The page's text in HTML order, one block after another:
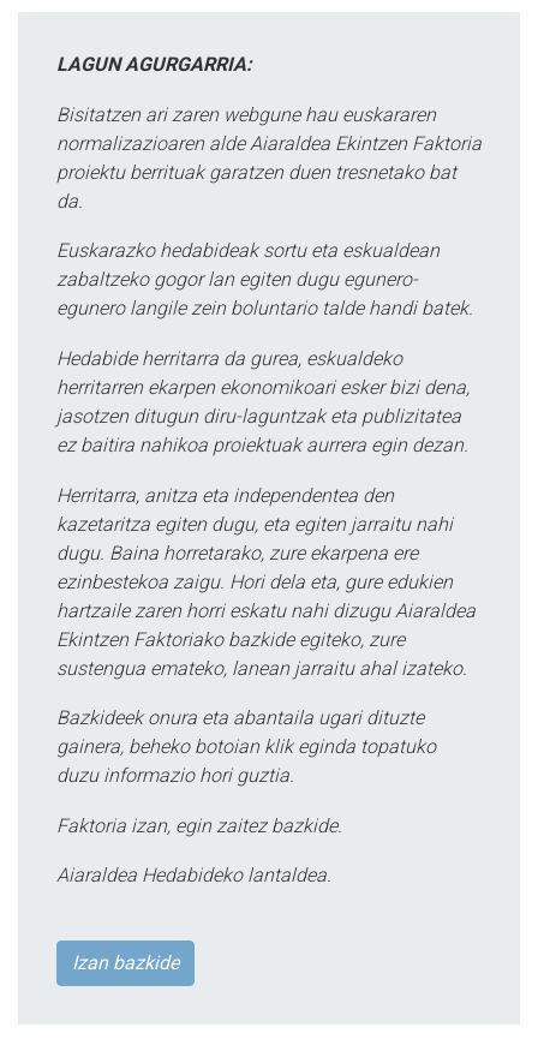
LAGUN AGURGARRIA:
Bisitatzen ari zaren webgune hau euskararen
normalizazioaren alde Aiaraldea Ekintzen Faktoria
proiektu berrituak garatzen duen tresnetako bat
da.
Euskarazko hedabideak sortu eta eskualdean
zabaltzeko gogor lan egiten dugu egunero-
egunero langile zein boluntario talde handi batek.
Hedabide herritarra da gurea, eskualdeko
herritarren ekarpen ekonomikoari esker bizi dena,
jasotzen ditugun diru-laguntzak eta publizitatea
ez baitira nahikoa proiektuak aurrera egin dezan.
Herritarra, anitza eta independentea den
kazetaritza egiten dugu, eta egiten jarraitu nahi
dugu. Baina horretarako, zure ekarpena ere
ezinbestekoa zaigu. Hori dela eta, gure edukien
hartzaile zaren horri eskatu nahi dizugu Aiaraldea
Ekintzen Faktoriako bazkide egiteko, zure
sustengua emateko, lanean jarraitu ahal izateko.
Bazkideek onura eta abantaila ugari dituzte
gainera, beheko botoian klik eginda topatuko
duzu informazio hori guztia.
Faktoria izan, egin zaitez bazkide.
Aiaraldea Hedabideko lantaldea.
Izan bazkide